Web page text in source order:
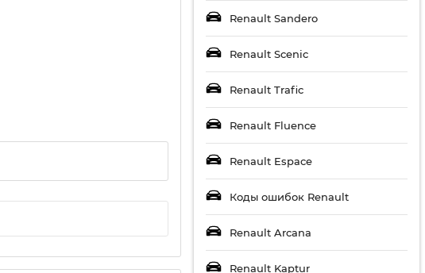
Renault Sandero
Renault Scenic
Renault Trafic
Renault Fluence
Renault Espace
Коды ошибок Renault
Renault Arcana
Renault Kaptur